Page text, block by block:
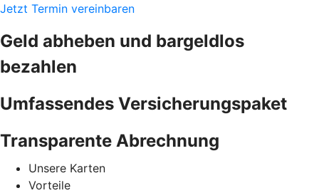
Jetzt Termin vereinbaren
Geld abheben und bargeldlos
bezahlen
Umfassendes Versicherungspaket
Transparente Abrechnung
Unsere Karten
Vorteile